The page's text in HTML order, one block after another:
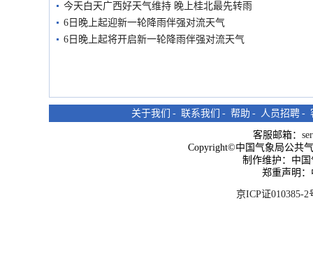
今天白天广西好天气维持 晚上桂北最先转雨
6日晚上起迎新一轮降雨伴强对流天气
6日晚上起将开启新一轮降雨伴强对流天气
关于我们 - 联系我们 - 帮助 - 人员招聘 -
客服邮箱：
Copyright©中国气象局公共
制作维护：中
郑重声明
京ICP证010385-2